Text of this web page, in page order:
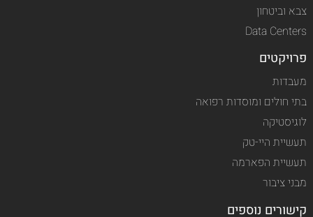
צבא וביטחון
Data Centers
פרויקטים
מעבדות
בתי חולים ומוסדות רפואה
לוגיסטיקה
תעשיית היי-טק
תעשיית הפארמה
מבני ציבור
קישורים נוספים